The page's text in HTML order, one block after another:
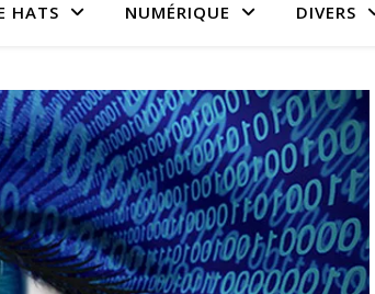
HATS NUMÉRIQUE DIVERS